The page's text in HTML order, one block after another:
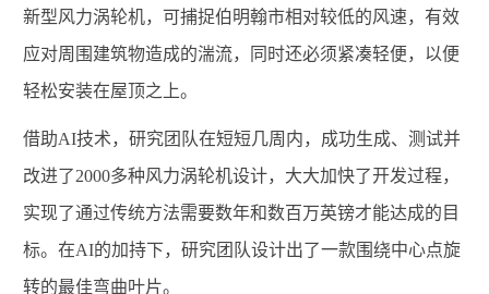
新型风力涡轮机，可捕捉伯明翰市相对较低的风速，有效
应对周围建筑物造成的湍流，同时还必须紧凑轻便，以便
轻松安装在屋顶之上。
借助AI技术，研究团队在短短几周内，成功生成、测试并
改进了2000多种风力涡轮机设计，大大加快了开发过程，
实现了通过传统方法需要数年和数百万英镑才能达成的目
标。在AI的加持下，研究团队设计出了一款围绕中心点旋
转的最佳弯曲叶片。